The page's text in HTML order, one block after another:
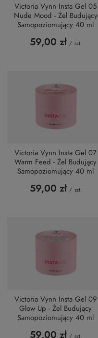
Victoria Vynn Insta Gel 05
Nude Mood - Żel Budujący
Samopoziomujący 40 ml
59,00 zł / szt.
Victoria Vynn Insta Gel 07
Warm Feed - Żel Budujący
Samopoziomujący 40 ml
59,00 zł / szt.
Victoria Vynn Insta Gel 09
Glow Up - Żel Budujący
Samopoziomujący 40 ml
59,00 zł / szt.